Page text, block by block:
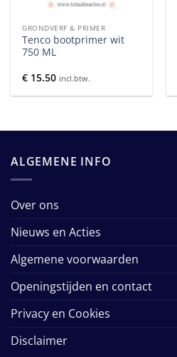
GRONDVERF & PRIMER
Tenco bootprimer wit
750 ML
€ 15.50 incl.btw.
ALGEMENE INFO
Over ons
Nieuws en Acties
Algemene voorwaarden
Openingstijden en contact
Privacy en Cookies
Disclaimer